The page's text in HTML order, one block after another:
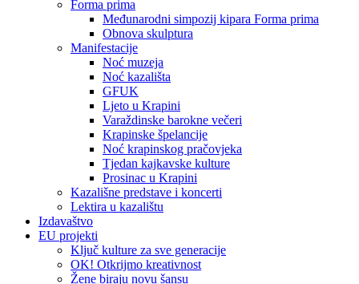
Forma prima
Međunarodni simpozij kipara Forma prima
Obnova skulptura
Manifestacije
Noć muzeja
Noć kazališta
GFUK
Ljeto u Krapini
Varaždinske barokne večeri
Krapinske špelancije
Noć krapinskog pračovjeka
Tjedan kajkavske kulture
Prosinac u Krapini
Kazališne predstave i koncerti
Lektira u kazalištu
Izdavaštvo
EU projekti
Ključ kulture za sve generacije
OK! Otkrijmo kreativnost
Žene biraju novu šansu